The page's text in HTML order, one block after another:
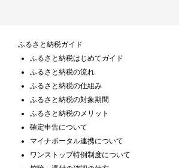
ふるさと納税ガイド
ふるさと納税はじめてガイド
ふるさと納税の流れ
ふるさと納税の仕組み
ふるさと納税の対象期間
ふるさと納税のメリット
確定申告について
マイナポータル連携について
ワンストップ特例制度について